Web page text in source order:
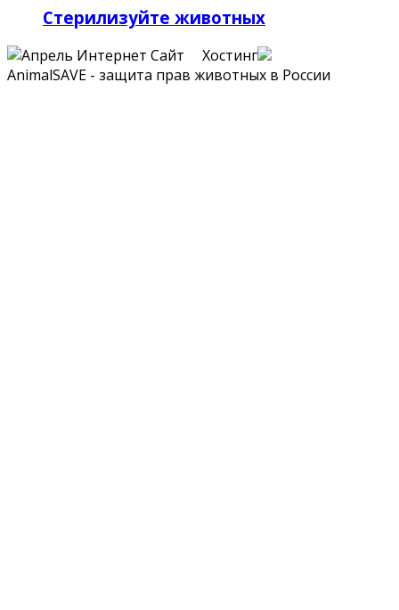
Стерилизуйте животных
Сайт Хостинг
AnimalSAVE - защита прав животных в России